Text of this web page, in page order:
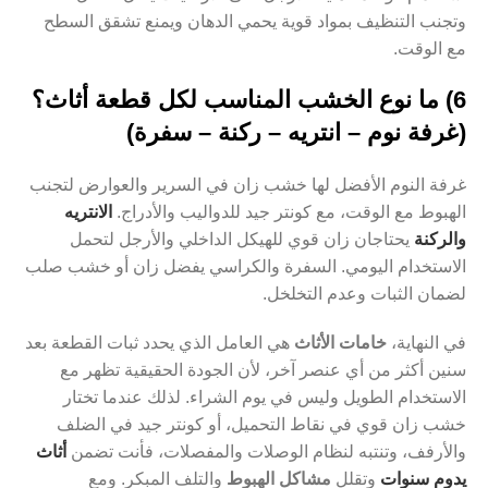
وتجنب التنظيف بمواد قوية يحمي الدهان ويمنع تشقق السطح
مع الوقت.
6) ما نوع الخشب المناسب لكل قطعة أثاث؟
(غرفة نوم – انتريه – ركنة – سفرة)
غرفة النوم الأفضل لها خشب زان في السرير والعوارض لتجنب
الهبوط مع الوقت، مع كونتر جيد للدواليب والأدراج. الانتريه
والركنة يحتاجان زان قوي للهيكل الداخلي والأرجل لتحمل
الاستخدام اليومي. السفرة والكراسي يفضل زان أو خشب صلب
لضمان الثبات وعدم التخلخل.
في النهاية، خامات الأثاث هي العامل الذي يحدد ثبات القطعة بعد
سنين أكثر من أي عنصر آخر، لأن الجودة الحقيقية تظهر مع
الاستخدام الطويل وليس في يوم الشراء. لذلك عندما تختار
خشب زان قوي في نقاط التحميل، أو كونتر جيد في الضلف
والأرفف، وتنتبه لنظام الوصلات والمفصلات، فأنت تضمن أثاث
يدوم سنوات وتقلل مشاكل الهبوط والتلف المبكر. ومع